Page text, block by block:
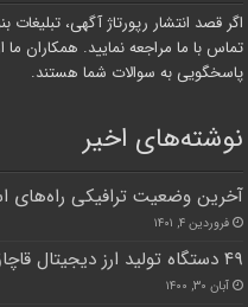
اگر قصد انتشار رپورتاژ آگهی،
تماس با ما مراجعه نمایید. همکاران
پاسخگویی به سوالات شما هستند.
نوشته‌های اخیر
آخرین وضعیت ترافیکی راه‌های استان
فروردین ۴, ۱۴۰۱
۴۹ دستگاه تولید ارز دیجیتال قاچاق در کرج کشف شد
آبان ۳۰, ۱۴۰۰